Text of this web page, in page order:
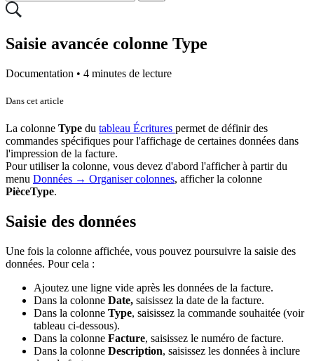
Saisie avancée colonne Type
Documentation • 4 minutes de lecture
Dans cet article
La colonne Type du tableau Écritures permet de définir des
commandes spécifiques pour l'affichage de certaines données dans
l'impression de la facture.
Pour utiliser la colonne, vous devez d'abord l'afficher à partir du
menu Données → Organiser colonnes, afficher la colonne
PièceType.
Saisie des données
Une fois la colonne affichée, vous pouvez poursuivre la saisie des
données. Pour cela :
Ajoutez une ligne vide après les données de la facture.
Dans la colonne Date, saisissez la date de la facture.
Dans la colonne Type, saisissez la commande souhaitée (voir
tableau ci-dessous).
Dans la colonne Facture, saisissez le numéro de facture.
Dans la colonne Description, saisissez les données à inclure